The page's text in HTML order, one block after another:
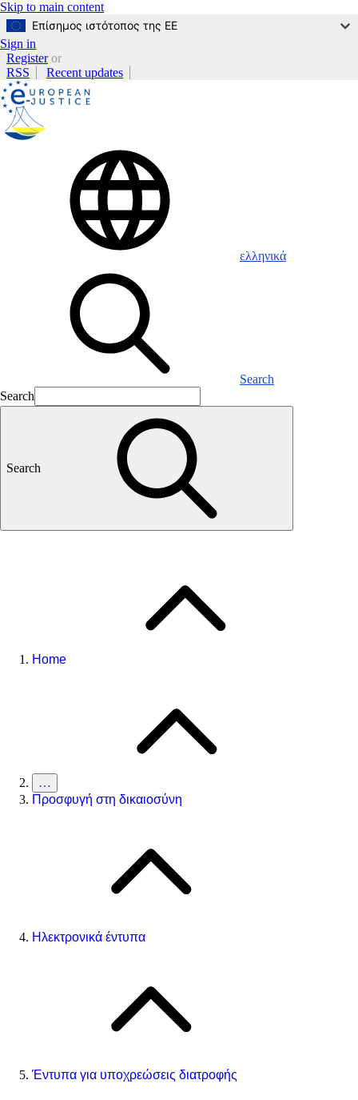
Skip to main content
Επίσημος ιστότοπος της ΕΕ
Sign in
Registeror
RSS
Recent updates
ελληνικά
Search
Search
Search
Home
…
Προσφυγή στη δικαιοσύνη
Ηλεκτρονικά έντυπα
Έντυπα για υποχρεώσεις διατροφής